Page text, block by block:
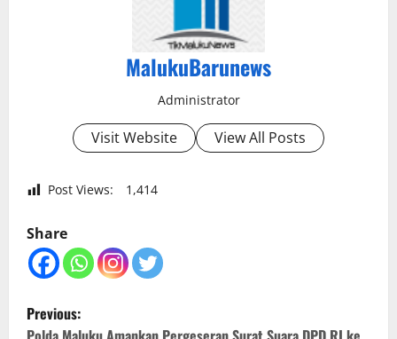
MalukuBarunews
Administrator
Visit Website View All Posts
Post Views: 1,414
Share
P
Previous: